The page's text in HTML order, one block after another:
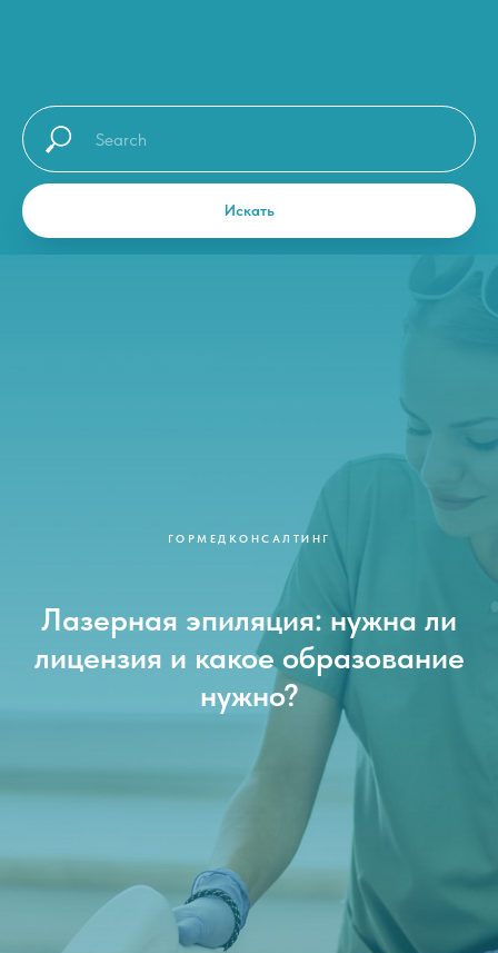
Искать
ГОРМЕДКОНСАЛТИНГ
Лазерная эпиляция: нужна ли
лицензия и какое образование
нужно?